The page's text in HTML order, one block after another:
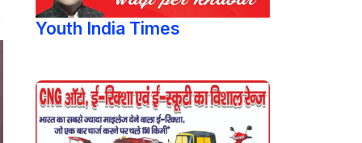
Youth India Times